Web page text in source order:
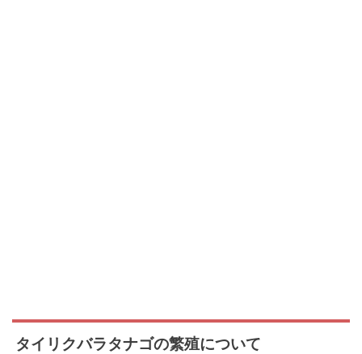
タイリクバラタナゴの繁殖について